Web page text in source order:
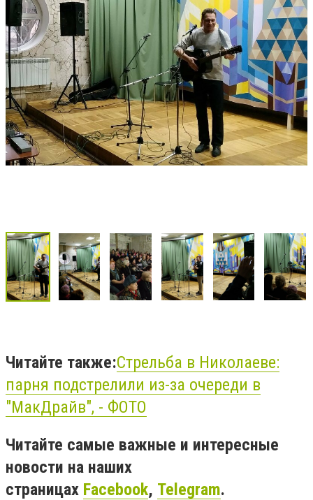
Читайте также:Стрельба в Николаеве:
парня подстрелили из-за очереди в
"МакДрайв", - ФОТО
Читайте самые важные и интересные
новости на наших
страницах Facebook, Telegram.